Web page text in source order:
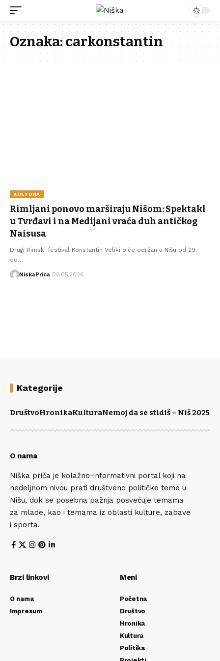
Oznaka:carkonstantin
KULTURA
Rimljani ponovo marširaju Nišom: Spektakl
u Tvrđavi i na Medijani vraća duh antičkog
Naisusa
Drugi Rimski festival Konstantin Veliki biće održan u Nišu od 29.
do…
NiskaPrica 26.05.2026
Kategorije
DruštvoHronikaKulturaNemoj da se stidiš – Niš 2025
O nama
Niška priča je kolažno-informativni portal koji na
nedeljnom nivou prati društveno političke teme u
Nišu, dok se posebna pažnja posvećuje temama
za mlade, kao i temama iz oblasti kulture, zabave
i sporta.
Brzi linkovi
O nama
Impresum
Meni
Početna
Društvo
Hronika
Kultura
Politika